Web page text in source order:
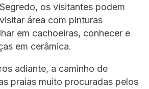
os visitantes podem
área com pinturas
em cachoeiras, conhecer e
em cerâmica.
adiante, a caminho de
praias muito procuradas pelos